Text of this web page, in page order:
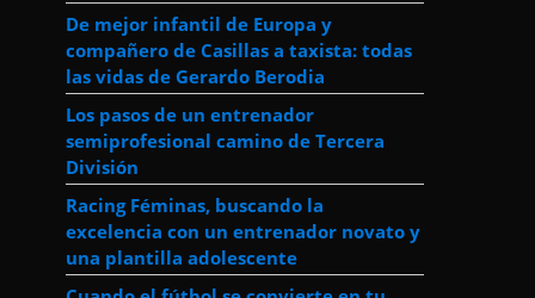
De mejor infantil de Europa y
compañero de Casillas a taxista: todas
las vidas de Gerardo Berodia
Los pasos de un entrenador
semiprofesional camino de Tercera
División
Racing Féminas, buscando la
excelencia con un entrenador novato y
una plantilla adolescente